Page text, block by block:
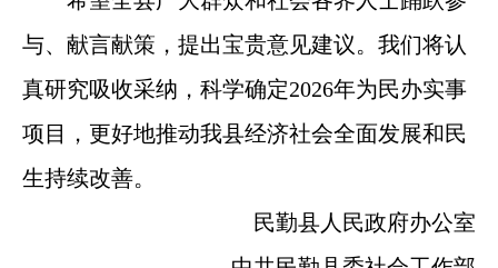
与、献言献策，提出宝贵意见建议。我们将认
真研究吸收采纳，科学确定2026年为民办实事
项目，更好地推动我县经济社会全面发展和民
生持续改善。
民勤县人民政府办公室